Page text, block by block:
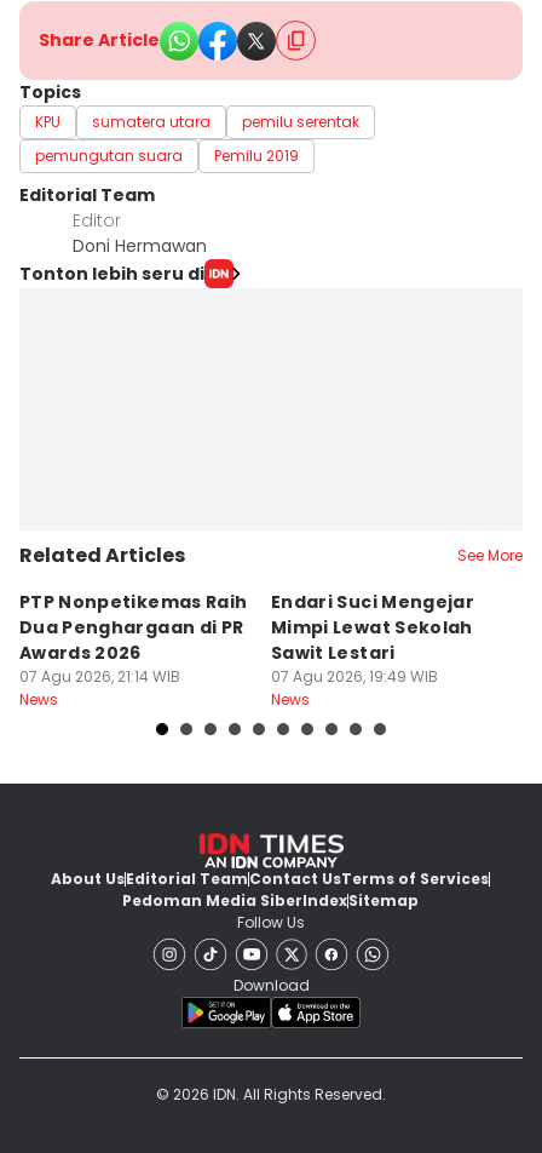
Share Article
Topics
KPU sumatera utara
pemilu serentak
pemungutan suara
Pemilu 2019
Editorial Team
Editor
Doni Hermawan
Tonton lebih seru di
Related Articles See More
PTP Nonpetikemas Raih
Dua Penghargaan di PR
Awards 2026
07 Agu 2026, 21:14 WIB
News
Endari Suci Mengejar
Mimpi Lewat Sekolah
Sawit Lestari
07 Agu 2026, 19:49 WIB
News
About UsEditorial TeamContact UsTerms of Services
Pedoman Media SiberIndexSitemap
Follow Us
Download
© 2026 IDN. All Rights Reserved.